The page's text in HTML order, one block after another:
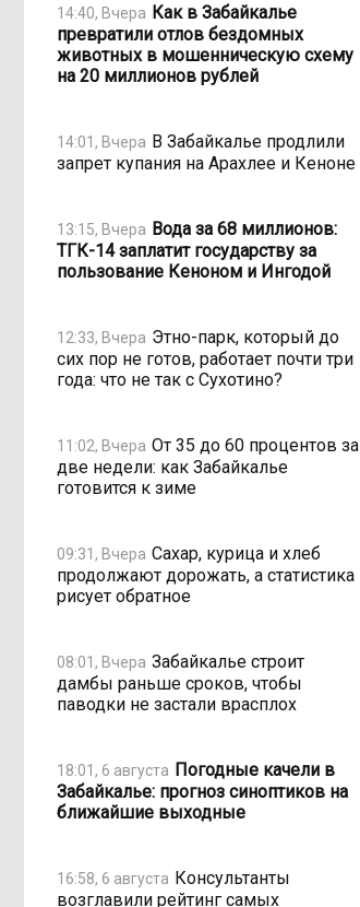
14:40, Вчера Как в Забайкалье
превратили отлов бездомных
животных в мошенническую схему
на 20 миллионов рублей
14:01, Вчера В Забайкалье продлили
запрет купания на Арахлее и Кеноне
13:15, Вчера Вода за 68 миллионов:
ТГК-14 заплатит государству за
пользование Кеноном и Ингодой
12:33, Вчера Этно-парк, который до
сих пор не готов, работает почти три
года: что не так с Сухотино?
11:02, Вчера От 35 до 60 процентов за
две недели: как Забайкалье
готовится к зиме
09:31, Вчера Сахар, курица и хлеб
продолжают дорожать, а статистика
рисует обратное
08:01, Вчера Забайкалье строит
дамбы раньше сроков, чтобы
паводки не застали врасплох
18:01, 6 августа Погодные качели в
Забайкалье: прогноз синоптиков на
ближайшие выходные
16:58, 6 августа Консультанты
возглавили рейтинг самых